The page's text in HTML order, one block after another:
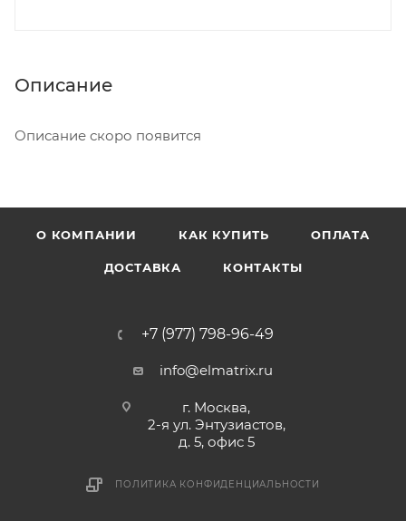
Описание
Описание скоро появится
О КОМПАНИИ КАК КУПИТЬ ОПЛАТА
ДОСТАВКА КОНТАКТЫ
+7 (977) 798-96-49
info@elmatrix.ru
г. Москва,
2-я ул. Энтузиастов,
д. 5, офис 5
ПОЛИТИКА КОНФИДЕНЦИАЛЬНОСТИ